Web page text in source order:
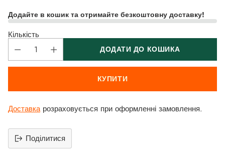
Додайте в кошик та отримайте безкоштовну доставку!
Кількість
ДОДАТИ ДО КОШИКА
КУПИТИ
Доставкарозраховується при оформленні замовлення.
Поділитися